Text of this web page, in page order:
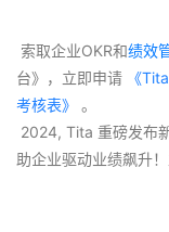
索取企业OKR和绩效
台》，立即申请 《
考核表》
。
助企业驱动业绩飙升